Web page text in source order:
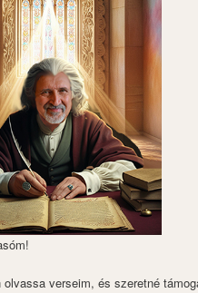
olvassa verseim, és szeretné